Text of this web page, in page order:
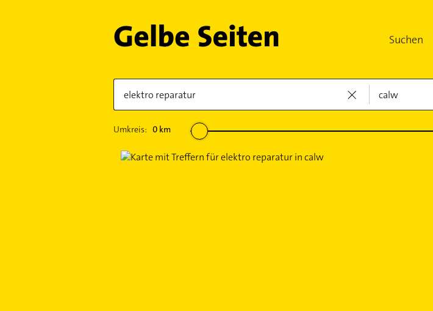
Suchen
Umkreis: 0km